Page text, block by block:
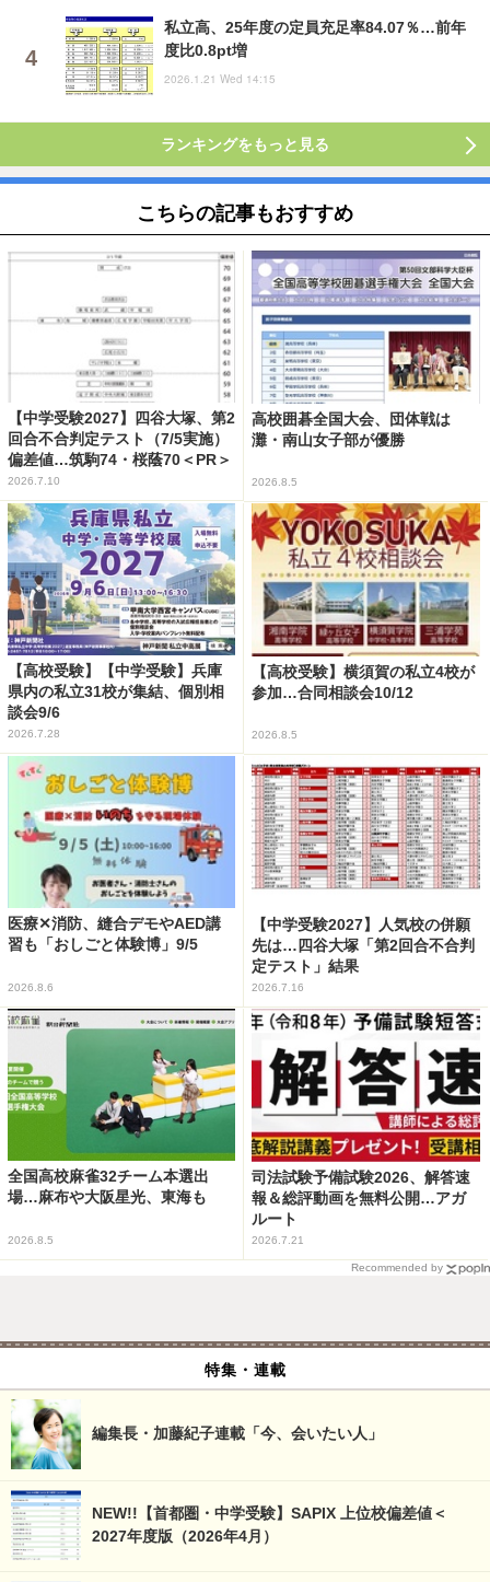
私立高、25年度の定員充足率84.07％…前年
度比0.8pt増
2026.1.21 Wed 14:15
ランキングをもっと見る
こちらの記事もおすすめ
【中学受験2027】四谷大塚、第2
回合不合判定テスト（7/5実施）
偏差値…筑駒74・桜蔭70＜PR＞
2026.7.10
高校囲碁全国大会、団体戦は
灘・南山女子部が優勝
2026.8.5
【高校受験】【中学受験】兵庫
県内の私立31校が集結、個別相
談会9/6
2026.7.28
【高校受験】横須賀の私立4校が
参加…合同相談会10/12
2026.8.5
医療✕消防、縫合デモやAED講
習も「おしごと体験博」9/5
2026.8.6
【中学受験2027】人気校の併願
先は…四谷大塚「第2回合不合判
定テスト」結果
2026.7.16
全国高校麻雀32チーム本選出
場…麻布や大阪星光、東海も
2026.8.5
司法試験予備試験2026、解答速
報＆総評動画を無料公開…アガ
ルート
2026.7.21
Recommended by
特集・連載
編集長・加藤紀子連載「今、会いたい人」
NEW!!【首都圏・中学受験】SAPIX 上位校偏差値＜
2027年度版（2026年4月）